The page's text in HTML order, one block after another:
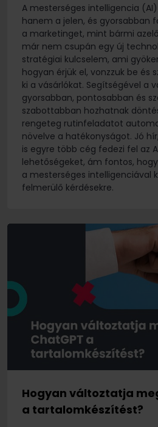
A mesterséges intelligencia
hanem a jelen, és gyorsabban
a marketinget, mint bármi
már nem csupán egy új
stratégiai kulcselem, ami
hogyan érjük el, vonzzuk be és
ki a vásárlókat. Segítségével a
gyorsabban, pontosabban és
szabottabban hozhatnak
rengeteg rutinfeladatot
növelve a hatékonyságot. Jó
is egyre több cég fedezi fel az
lehetőségeket, ám fontos,
a mesterséges intelligenciával
felmerülő kérdésekre.
Hogyan változtatja
a tartalomkészítést?